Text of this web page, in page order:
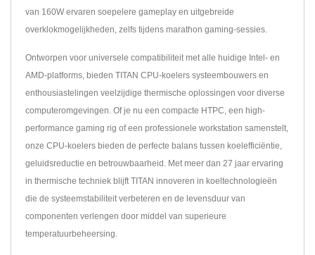
van 160W ervaren soepelere gameplay en uitgebreide
overklokmogelijkheden, zelfs tijdens marathon gaming-sessies.
Ontworpen voor universele compatibiliteit met alle huidige Intel- en
AMD-platforms, bieden TITAN CPU-koelers systeembouwers en
enthousiastelingen veelzijdige thermische oplossingen voor diverse
computeromgevingen. Of je nu een compacte HTPC, een high-
performance gaming rig of een professionele workstation samenstelt,
onze CPU-koelers bieden de perfecte balans tussen koelefficiëntie,
geluidsreductie en betrouwbaarheid. Met meer dan 27 jaar ervaring
in thermische techniek blijft TITAN innoveren in koeltechnologieën
die de systeemstabiliteit verbeteren en de levensduur van
componenten verlengen door middel van superieure
temperatuurbeheersing.